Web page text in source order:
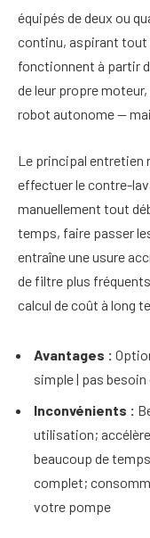
équipés de deux ou
continu, aspirant tout
fonctionnent à partir
de leur propre
robot autonome —
Le principal entretien
effectuer le contre-
manuellement tout
temps, faire passer
entraîne une usure
de filtre plus
calcul de coût à long
Avantages :
simple | pas
Inconvénients :
utilisation;
beaucoup de
complet;
votre pompe